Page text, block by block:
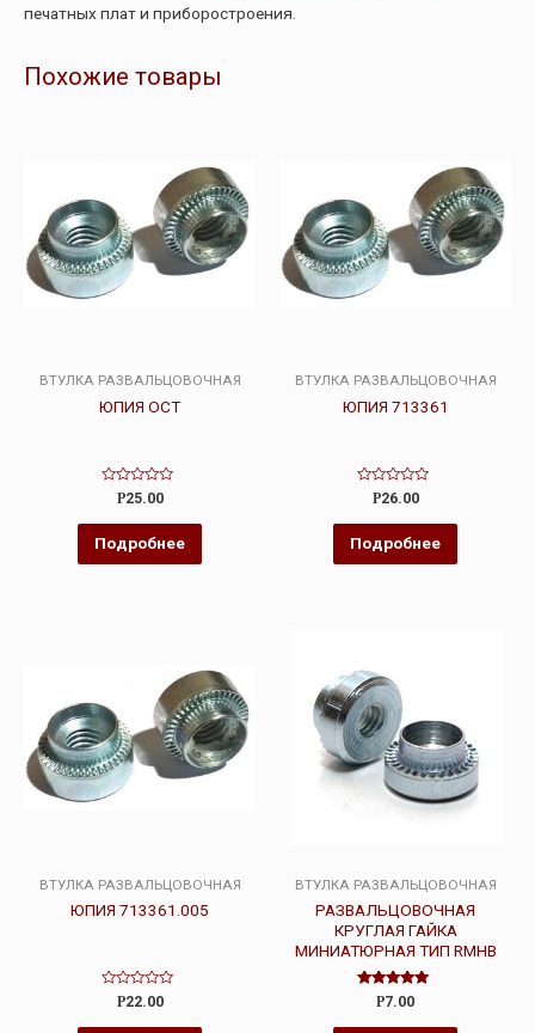
печатных плат и приборостроения.
Похожие товары
ВТУЛКА РАЗВАЛЬЦОВОЧНАЯ
ЮПИЯ ОСТ
Оценка
из
Р25.00
Подробнее
ВТУЛКА РАЗВАЛЬЦОВОЧНАЯ
ЮПИЯ 713361
Оценка
из
Р26.00
Подробнее
ВТУЛКА РАЗВАЛЬЦОВОЧНАЯ
ЮПИЯ 713361.005
Оценка
из
Р22.00
ВТУЛКА РАЗВАЛЬЦОВОЧНАЯ
РАЗВАЛЬЦОВОЧНАЯ
КРУГЛАЯ ГАЙКА
МИНИАТЮРНАЯ ТИП RMHB
Оценка
5.00
из 5
Р7.00